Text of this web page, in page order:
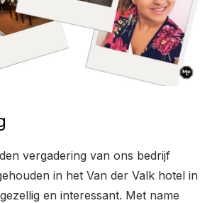
vergadering van ons bedrijf
in het Van der Valk hotel in
en interessant. Met name